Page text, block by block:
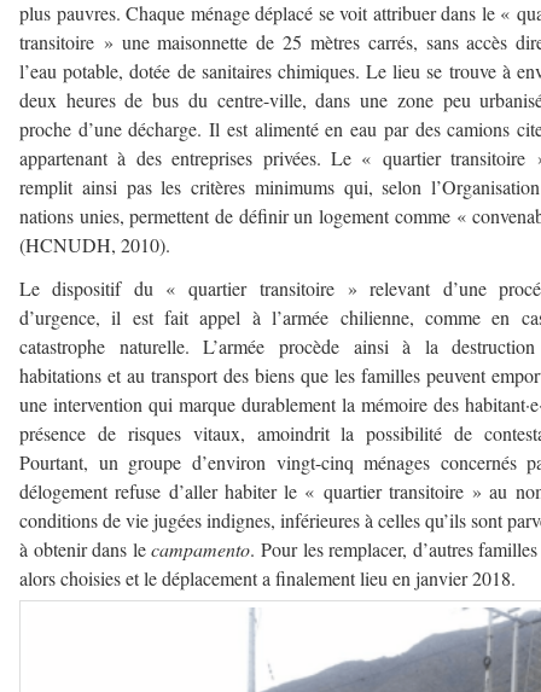
plus pauvres. Chaque ménage déplacé se voit attribuer dans le «
transitoire » une maisonnette de 25 mètres carrés, sans accès
l’eau potable, dotée de sanitaires chimiques. Le lieu se trouve à
deux heures de bus du centre-ville, dans une zone peu
proche d’une décharge. Il est alimenté en eau par des camions
appartenant à des entreprises privées. Le « quartier transitoire
remplit ainsi pas les critères minimums qui, selon
nations unies, permettent de définir un logement comme «
(HCNUDH, 2010).
Le dispositif du « quartier transitoire » relevant d’une
d’urgence, il est fait appel à l’armée chilienne, comme en
catastrophe naturelle. L’armée procède ainsi à la
habitations et au transport des biens que les familles peuvent
une intervention qui marque durablement la mémoire des
présence de risques vitaux, amoindrit la possibilité de
Pourtant, un groupe d’environ vingt-cinq ménages concernés
délogement refuse d’aller habiter le « quartier transitoire » au
conditions de vie jugées indignes, inférieures à celles qu’ils sont
à obtenir dans lecampamento. Pour les remplacer, d’autres
alors choisies et le déplacement a finalement lieu en janvier 2018.